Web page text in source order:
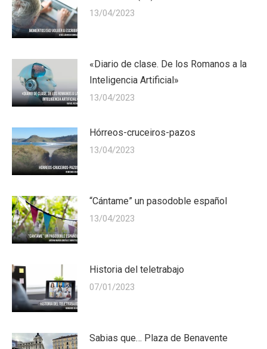
13/04/2023
«Diario de clase. De los Romanos a la
Inteligencia Artificial»
13/04/2023
Hórreos-cruceiros-pazos
13/04/2023
“Cántame” un pasodoble español
13/04/2023
Historia del teletrabajo
07/01/2023
Sabias que… Plaza de Benavente